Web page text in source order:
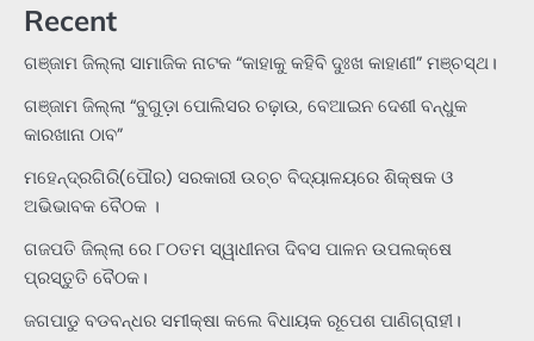
Recent
ଗଞ୍ଜାମ ଜିଲ୍ଲା ସାମାଜିକ ନାଟକ “କାହାକୁ କହିବି ଦୁଃଖ କାହାଣୀ” ମଞ୍ଚସ୍ଥ।
ଗଞ୍ଜାମ ଜିଲ୍ଲା “ବୁଗୁଡ଼ା ପୋଲିସର ଚଢ଼ାଉ, ବେଆଇନ ଦେଶୀ ବନ୍ଧୁକ
କାରଖାନା ଠାବ”
ମହେନ୍ଦ୍ରଗିରି(ପୌର) ସରକାରୀ ଉଚ୍ଚ ବିଦ୍ୟାଳୟରେ ଶିକ୍ଷକ ଓ
ଅଭିଭାବକ ବୈଠକ ।
ଗଜପତି ଜିଲ୍ଲା ରେ ୮୦ତମ ସ୍ୱାଧୀନତା ଦିବସ ପାଳନ ଉପଲକ୍ଷେ
ପ୍ରସ୍ତୁତି ବୈଠକ।
ଜଗପାଡୁ ବଡବନ୍ଧର ସମୀକ୍ଷା କଲେ ବିଧାୟକ ରୂପେଶ ପାଣିଗ୍ରାହୀ।